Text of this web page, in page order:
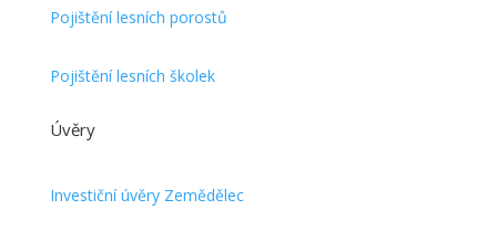
Pojištění lesních porostů
Pojištění lesních školek
Úvěry
Investiční úvěry Zemědělec